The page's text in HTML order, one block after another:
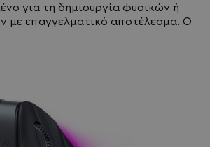
για τη δημιουργία φυσικών ή
με επαγγελματικό αποτέλεσμα. Ο